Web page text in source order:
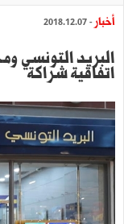
أخبار - 2018.12.07
البريد التونسي
اتفاقية شراكة